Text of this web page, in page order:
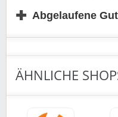
✚ Abgelaufene
ÄHNLICHE